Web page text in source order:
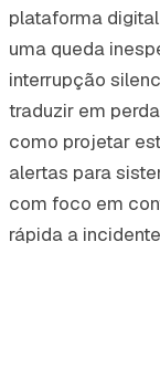
plataforma
uma queda
interrupção
traduzir em
como projetar
alertas para
com foco em
rápida a